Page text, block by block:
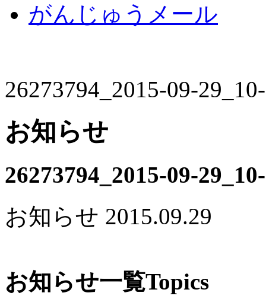
がんじゅうメール
26273794_2015-09-
お知らせ
26273794_2015-09-
お知らせ 2015.09.29
お知らせ一覧Topics